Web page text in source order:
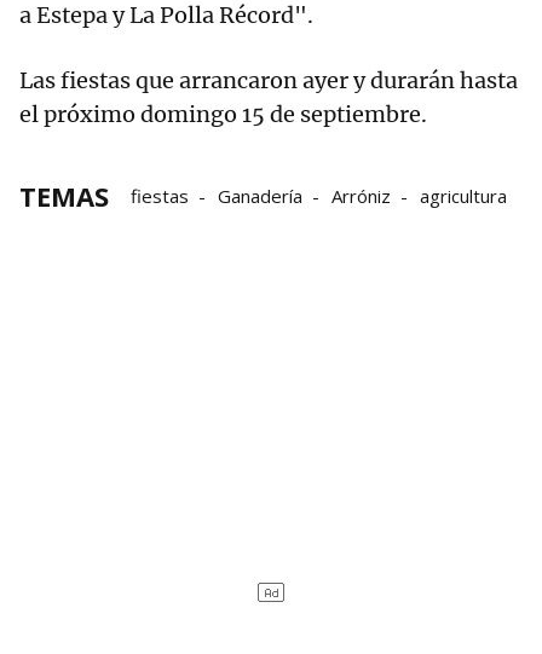
a Estepa y La Polla Récord".
Las fiestas que arrancaron ayer y durarán hasta
el próximo domingo 15 de septiembre.
TEMAS fiestas Ganadería Arróniz agricultura